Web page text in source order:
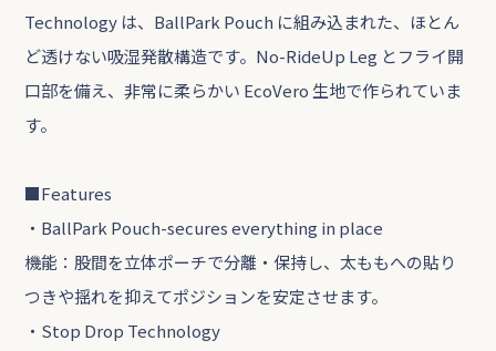
Technology は、BallPark Pouch に組み込まれた、ほとん
ど透けない吸湿発散構造です。No-RideUp Leg とフライ開
口部を備え、非常に柔らかい EcoVero 生地で作られていま
す。
■Features
・BallPark Pouch-secures everything in place
機能：股間を立体ポーチで分離・保持し、太ももへの貼り
つきや揺れを抑えてポジションを安定させます。
・Stop Drop Technology